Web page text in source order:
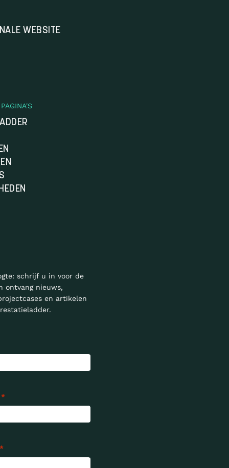
WEBSITE
schrijf u in voor de
ontvang nieuws,
en artikelen
*